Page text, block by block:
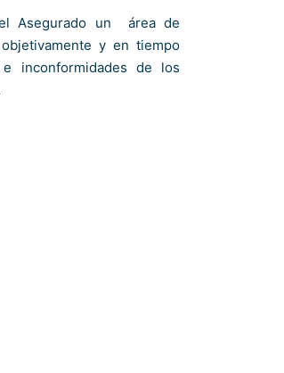
Asegurado un área de
y en tiempo
inconformidades de los